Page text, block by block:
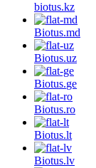
biotus.kz
Biotus.md
Biotus.uz
Biotus.ge
Biotus.ro
Biotus.lt
Biotus.lv